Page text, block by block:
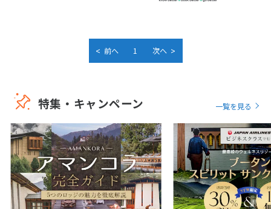
< 前へ 1 次へ >
特集・キャンペーン 一覧を見る